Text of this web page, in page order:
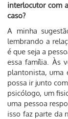
interlocutor com
caso?
A minha
lembrando a
é que seja a
essa família. Às
plantonista, uma
possa ir junto
psicólogo, um
uma pessoa
isso faz parte da